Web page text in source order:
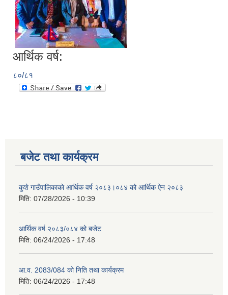
आर्थिक वर्ष:
८०/८१
बजेट तथा कार्यक्रम
कुशे गाउँपालिकाकाे आर्थिक वर्ष २०८३।०८४ को आर्थिक ऐन २०८३
मिति: 07/28/2026 - 10:39
आर्थिक वर्ष २०८३/०८४ को बजेट
मिति: 06/24/2026 - 17:48
आ.व. 2083/084 को निति तथा कार्यक्रम
मिति: 06/24/2026 - 17:48